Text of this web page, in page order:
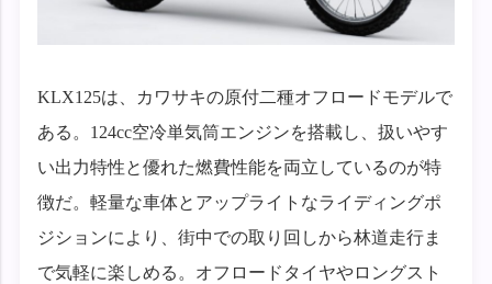
KLX125は、カワサキの原付二種オフロードモデルで
ある。124cc空冷単気筒エンジンを搭載し、扱いやす
い出力特性と優れた燃費性能を両立しているのが特
徴だ。軽量な車体とアップライトなライディングポ
ジションにより、街中での取り回しから林道走行ま
で気軽に楽しめる。オフロードタイヤやロングスト